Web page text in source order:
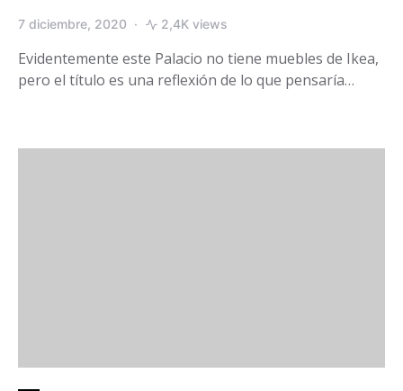
7 diciembre, 2020 2,4K views
Evidentemente este Palacio no tiene muebles de Ikea,
pero el título es una reflexión de lo que pensaría…